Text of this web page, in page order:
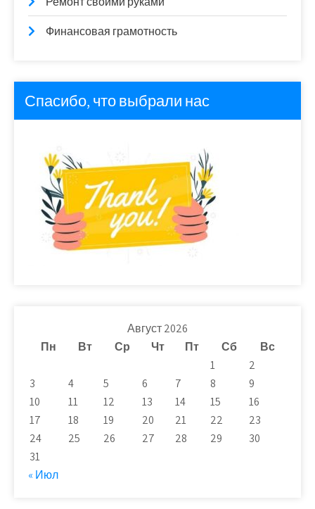
Финансовая грамотность
Спасибо, что выбрали нас
Август 2026
Пн
Вт Ср Чт Пт Сб
Вс
1
2
3
4 5 6 7 8
9
10
11 12 13 14 15
16
17
18 19 20 21 22
23
24
25 26 27 28 29
30
31
« Июл